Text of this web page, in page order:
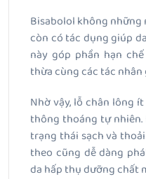
Bisabolol không những
còn có tác dụng giúp
này góp phần hạn
thừa cùng các tác
Nhờ vậy, lỗ chân lông
thông thoáng tự
trạng thái sạch và
theo cũng dễ dàng
da hấp thụ dưỡng chất